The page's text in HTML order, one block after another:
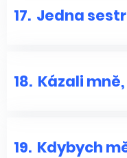
17. Jedna
18. Kázali
19. Kdybych